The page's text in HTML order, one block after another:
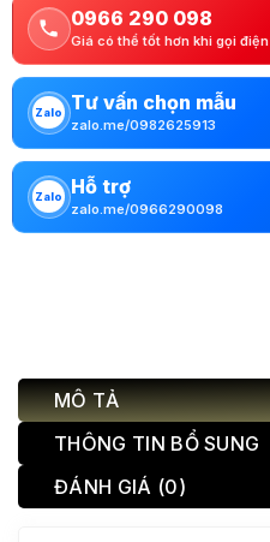
0966 290 098
Giá có thể tốt hơn khi gọi điện
Zalo Tư vấn chọn mẫu
zalo.me/0982625913
Zalo Hỗ trợ
zalo.me/0966290098
MÔ TẢ
THÔNG TIN BỔ SUNG
ĐÁNH GIÁ (0)